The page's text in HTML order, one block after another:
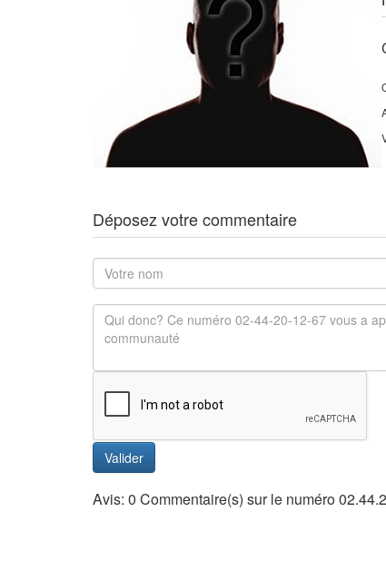
Déposez votre commentaire
Valider
Avis: 0 Commentaire(s) sur le numéro